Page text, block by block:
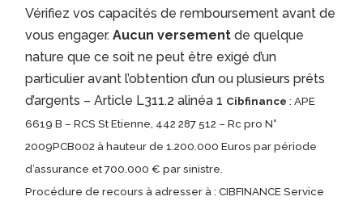
Vérifiez vos capacités de remboursement avant de
vous engager.Aucun versement de quelque
nature que ce soit ne peut être exigé d’un
particulier avant l’obtention d’un ou plusieurs prêts
d’argents – Article L311.2 alinéa 1 Cibfinance: APE
6619 B – RCS St Etienne, 442 287 512 – Rc pro N°
2009PCB002 à hauteur de 1.200.000 Euros par période
d’assurance et 700.000 € par sinistre.
Procédure de recours à adresser à : CIBFINANCE Service